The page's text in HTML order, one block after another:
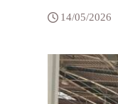
14/05/2026